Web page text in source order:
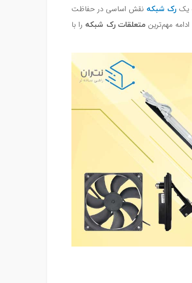
یک رک شبکه نقش اساسی در حفاظت
مهم‌ترینمتعلقات رک شبکه را با